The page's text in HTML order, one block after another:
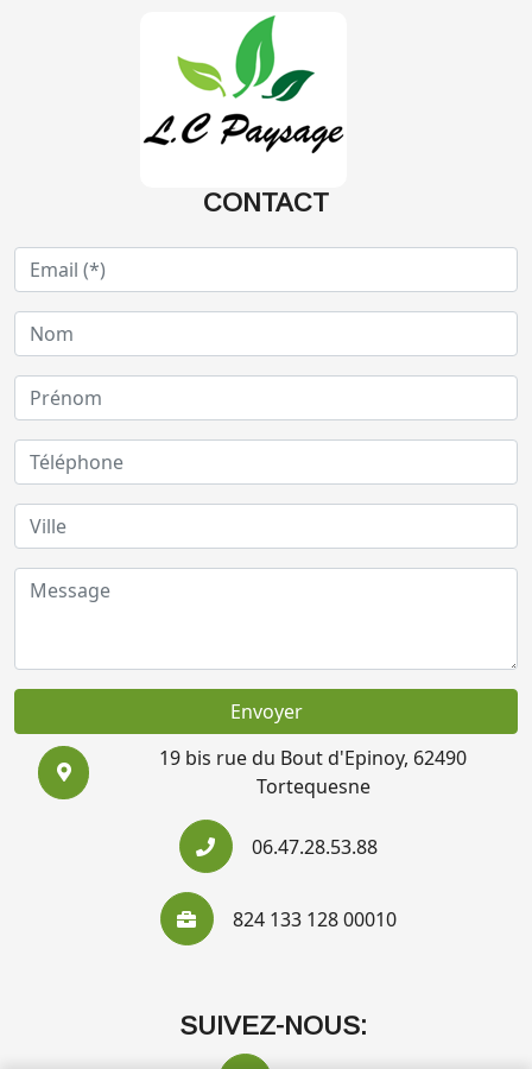
CONTACT
Envoyer
19 bis rue du Bout d'Epinoy, 62490
Tortequesne
06.47.28.53.88
824 133 128 00010
SUIVEZ-NOUS: